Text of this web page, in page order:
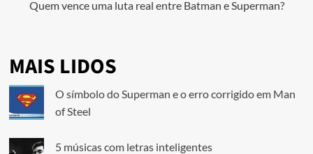
Quem vence uma luta real entre Batman e Superman?
MAIS LIDOS
O símbolo do Superman e o erro corrigido em Man
of Steel
5 músicas com letras inteligentes